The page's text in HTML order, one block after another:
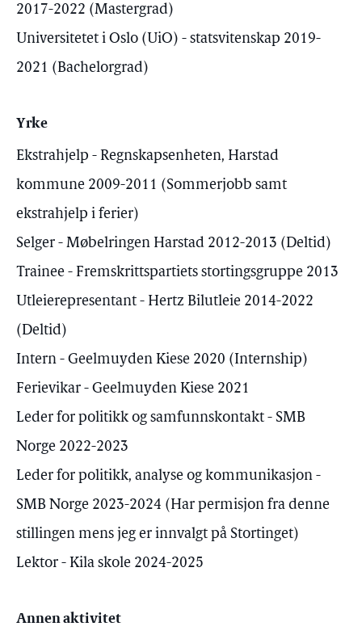
2017-2022 (Mastergrad)
Universitetet i Oslo (UiO) - statsvitenskap 2019-
2021 (Bachelorgrad)
Yrke
Ekstrahjelp - Regnskapsenheten, Harstad
kommune 2009-2011 (Sommerjobb samt
ekstrahjelp i ferier)
Selger - Møbelringen Harstad 2012-2013 (Deltid)
Trainee - Fremskrittspartiets stortingsgruppe 2013
Utleierepresentant - Hertz Bilutleie 2014-2022
(Deltid)
Intern - Geelmuyden Kiese 2020 (Internship)
Ferievikar - Geelmuyden Kiese 2021
Leder for politikk og samfunnskontakt - SMB
Norge 2022-2023
Leder for politikk, analyse og kommunikasjon -
SMB Norge 2023-2024 (Har permisjon fra denne
stillingen mens jeg er innvalgt på Stortinget)
Lektor - Kila skole 2024-2025
Annen aktivitet